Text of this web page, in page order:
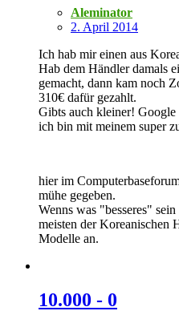
Aleminator
2. April 2014
Ich hab mir einen aus
Hab dem Händler damals
gemacht, dann kam noch
310€ dafür gezahlt.
Gibts auch kleiner!
ich bin mit meinem super
hier im
mühe gegeben.
Wenns was "besseres"
meisten der Koreanischen
Modelle an.
10.000 - 0